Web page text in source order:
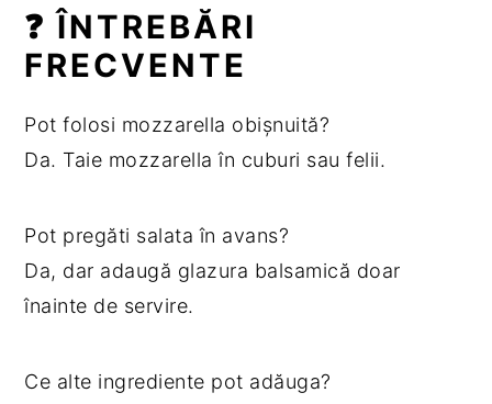
❓ ÎNTREBĂRI
FRECVENTE
Pot folosi mozzarella obișnuită?
Da. Taie mozzarella în cuburi sau felii.
Pot pregăti salata în avans?
Da, dar adaugă glazura balsamică doar
înainte de servire.
Ce alte ingrediente pot adăuga?